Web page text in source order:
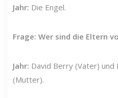
Jahr: Die Engel.
Frage: Wer sind die Eltern
Jahr: David Berry (Vater)
(Mutter).